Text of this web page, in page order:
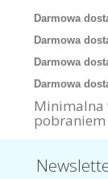
Darmowa
Darmowa
Darmowa
Darmowa
Minimalna
pobraniem